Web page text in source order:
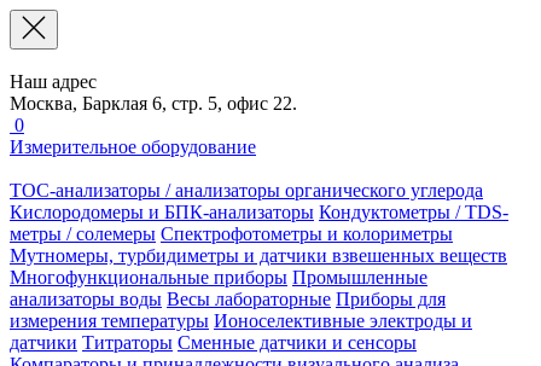
Наш адрес
Москва, Барклая 6, стр. 5, офис 22.
0
Измерительное оборудование
TOC-анализаторы / анализаторы органического углерода
Кислородомеры и БПК-анализаторы Кондуктометры / TDS-
метры / солемеры Спектрофотометры и колориметры
Мутномеры, турбидиметры и датчики взвешенных веществ
Многофункциональные приборы Промышленные
анализаторы воды Весы лабораторные Приборы для
измерения температуры Ионоселективные электроды и
датчики Титраторы Сменные датчики и сенсоры